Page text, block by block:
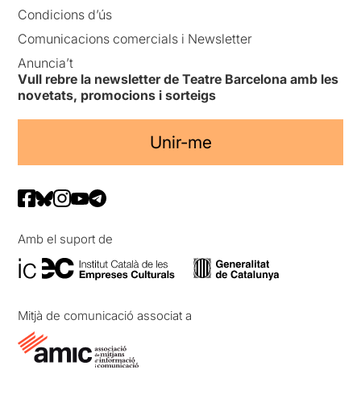
Condicions d’ús
Comunicacions comercials i Newsletter
Anuncia’t
Vull rebre la newsletter de Teatre Barcelona amb les
novetats, promocions i sorteigs
Unir-me
Amb el suport de
Mitjà de comunicació associat a